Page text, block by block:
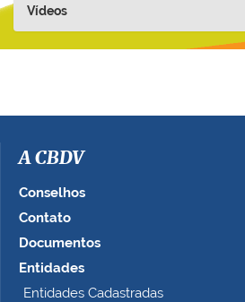
Vídeos
A CBDV
Conselhos
Contato
Documentos
Entidades
Entidades Cadastradas